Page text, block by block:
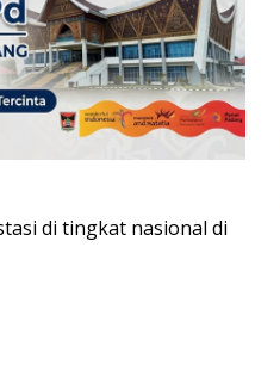
di tingkat nasional di